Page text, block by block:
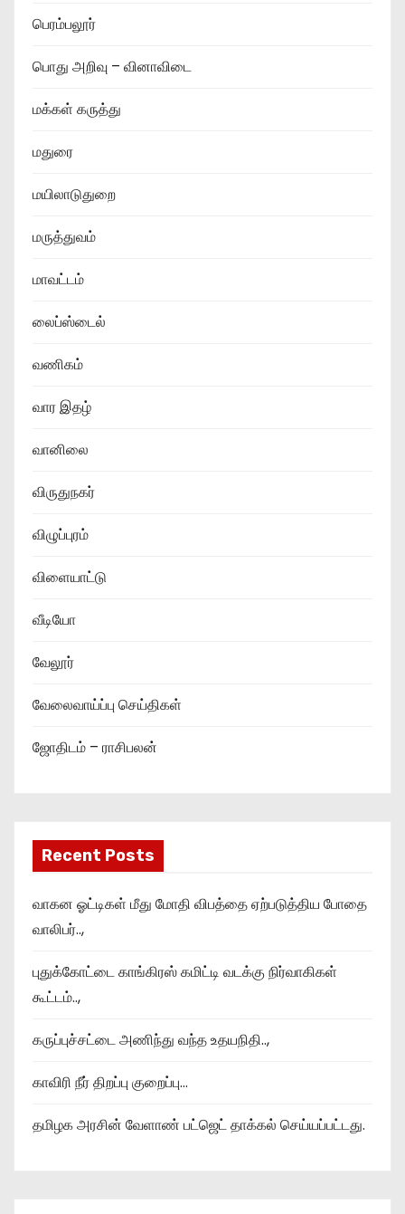
பெரம்பலூர்
பொது அறிவு – வினாவிடை
மக்கள் கருத்து
மதுரை
மயிலாடுதுறை
மருத்துவம்
மாவட்டம்
லைப்ஸ்டைல்
வணிகம்
வார இதழ்
வானிலை
விருதுநகர்
விழுப்புரம்
விளையாட்டு
வீடியோ
வேலூர்
வேலைவாய்ப்பு செய்திகள்
ஜோதிடம் – ராசிபலன்
Recent Posts
வாகன ஓட்டிகள் மீது மோதி விபத்தை ஏற்படுத்திய போதை
வாலிபர்..,
புதுக்கோட்டை காங்கிரஸ் கமிட்டி வடக்கு நிர்வாகிகள்
கூட்டம்..,
கருப்புச்சட்டை அணிந்து வந்த உதயநிதி..,
காவிரி நீர் திறப்பு குறைப்பு…
தமிழக அரசின் வேளாண் பட்ஜெட் தாக்கல் செய்யப்பட்டது.